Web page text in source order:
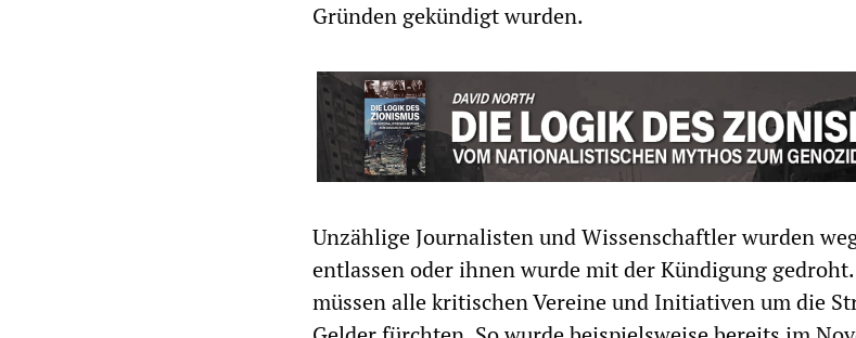
Gründen gekündigt wurden.
Unzählige Journalisten und Wissenschaftler wurden
entlassen oder ihnen wurde mit der Kündigung
müssen alle kritischen Vereine und Initiativen um die